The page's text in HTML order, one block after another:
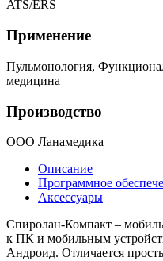
ATS/ERS
Применение
Пульмонология,
медицина
Производство
ООО Ланамедика
Описание
Программное
Аксессуары
Спиролан-Компакт –
к ПК и мобильным
Андроид. Отличается